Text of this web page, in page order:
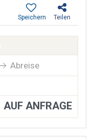
Teilen
Speichern
Abreise
AUF ANFRAGE